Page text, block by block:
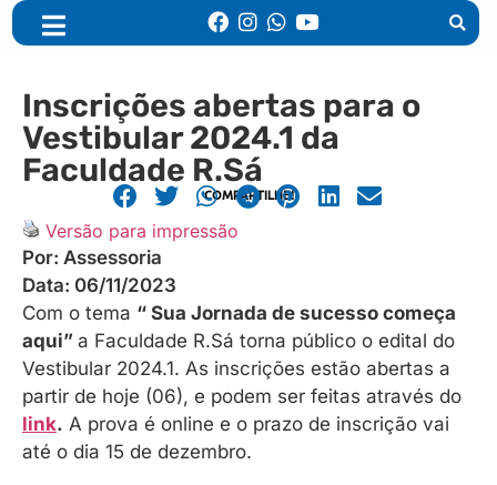
Inscrições abertas para o
Vestibular 2024.1 da
Faculdade R.Sá
COMPARTILHE!
Versão para impressão
Por: Assessoria
Data: 06/11/2023
Com o tema “ Sua Jornada de sucesso começa
aqui” a Faculdade R.Sá torna público o edital do
Vestibular 2024.1. As inscrições estão abertas a
partir de hoje (06), e podem ser feitas através do
link. A prova é online e o prazo de inscrição vai
até o dia 15 de dezembro.